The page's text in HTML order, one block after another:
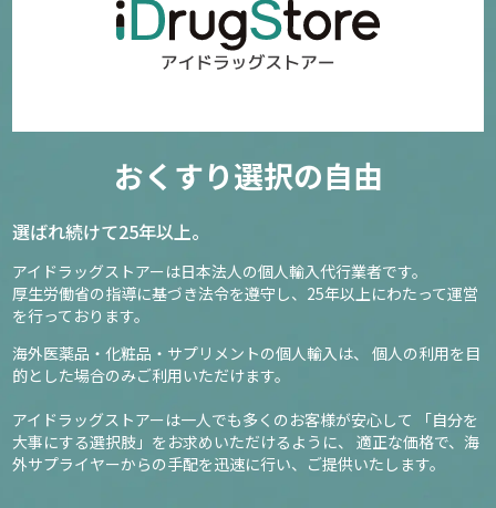
おくすり選択の自由
選ばれ続けて25年以上。
アイドラッグストアーは日本法人の個人輸入代行業者です。
厚生労働省の指導に基づき法令を遵守し、 25年以上にわたって運営
を行っております。
海外医薬品・化粧品・サプリメントの個人輸入は、
個人の利用を目
的とした場合のみご利用いただけます。
アイドラッグストアーは一人でも多くのお客様が安心して
「自分を
大事にする選択肢」をお求めいただけるように、
適正な価格で、海
外サプライヤーからの手配を迅速に行い、ご提供いたします。